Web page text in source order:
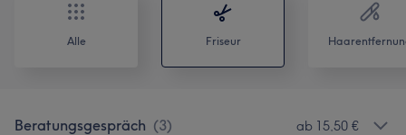
Alle Friseur
Beratungsgespräch (3) ab 15,50 €